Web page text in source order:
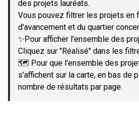
des projets lauréats.
Vous pouvez filtrer les projets en
d'avancement et du quartier
✨Pour afficher l'ensemble des
Cliquez sur "Réalisé" dans les
🗺️ Pour que l'ensemble des
s'affichent sur la carte, en bas de
nombre de résultats par page.